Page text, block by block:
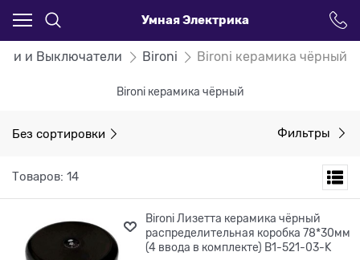
Умная Электрика
и Выключатели Bironi Bironi керамика чёрный
Bironi керамика чёрный
Без сортировки Фильтры
Товаров: 14
Bironi Лизетта керамика чёрный
распределительная коробка 78*30мм
(4 ввода в комплекте) B1-521-03-K